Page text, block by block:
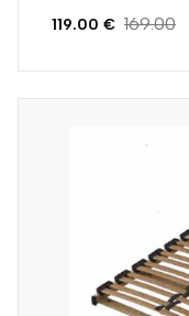
119.00 € 169.00